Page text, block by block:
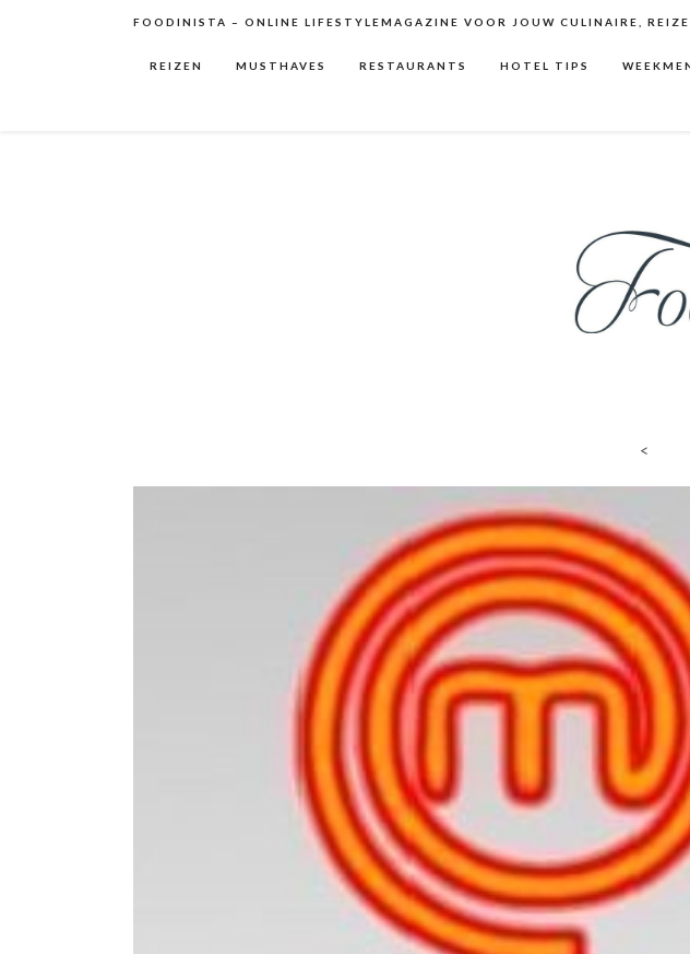
FOODINISTA – ONLINE LIFESTYLEMAGAZINE VOOR JOUW CULINAIRE,
REIZEN MUSTHAVES RESTAURANTS HOTEL TIPS
<